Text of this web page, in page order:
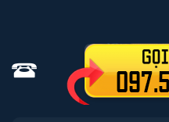
Hướng dẫn mua
120BS2 vân tay
Mua hàng tại két sắt